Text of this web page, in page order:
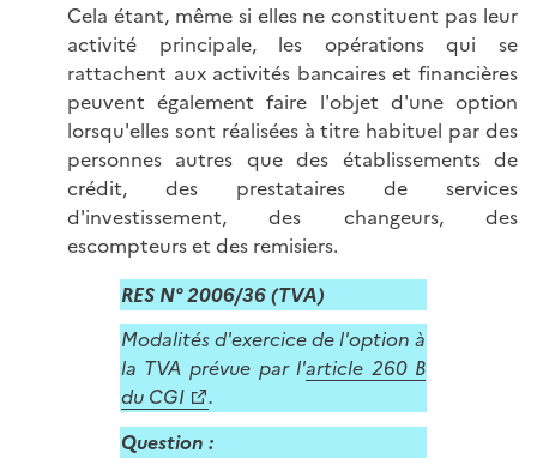
Cela étant, même si elles ne constituent pas leur
activité principale, les opérations qui se
rattachent aux activités bancaires et financières
peuvent également faire l'objet d'une option
lorsqu'elles sont réalisées à titre habituel par des
personnes autres que des établissements de
crédit, des prestataires de services
d'investissement, des changeurs, des
escompteurs et des remisiers.
RES N° 2006/36 (TVA)
Modalités d'exercice de l'option à
la TVA prévue par l'article 260 B
du CGI
.
Question :